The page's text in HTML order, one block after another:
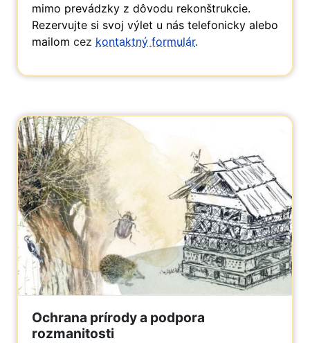
mimo prevádzky z dôvodu rekonštrukcie.
Rezervujte si svoj výlet u nás telefonicky alebo
mailom cez kontaktný formulár.
Ochrana prírody a podpora
rozmanitosti